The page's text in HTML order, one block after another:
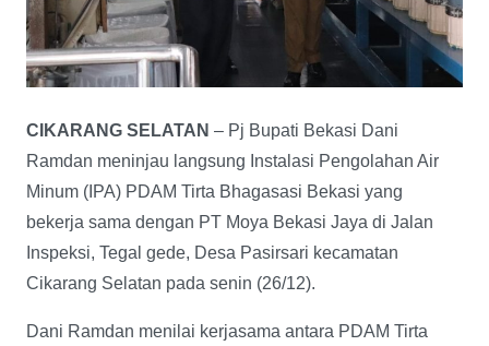
CIKARANG SELATAN – Pj Bupati Bekasi Dani
Ramdan meninjau langsung Instalasi Pengolahan Air
Minum (IPA) PDAM Tirta Bhagasasi Bekasi yang
bekerja sama dengan PT Moya Bekasi Jaya di Jalan
Inspeksi, Tegal gede, Desa Pasirsari kecamatan
Cikarang Selatan pada senin (26/12).
Dani Ramdan menilai kerjasama antara PDAM Tirta